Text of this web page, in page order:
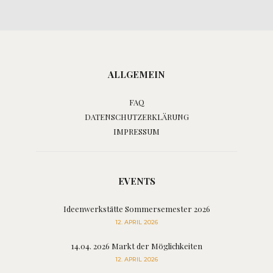
ALLGEMEIN
FAQ
DATENSCHUTZERKLÄRUNG
IMPRESSUM
EVENTS
Ideenwerkstätte Sommersemester 2026
12. APRIL 2026
14.04. 2026 Markt der Möglichkeiten
12. APRIL 2026